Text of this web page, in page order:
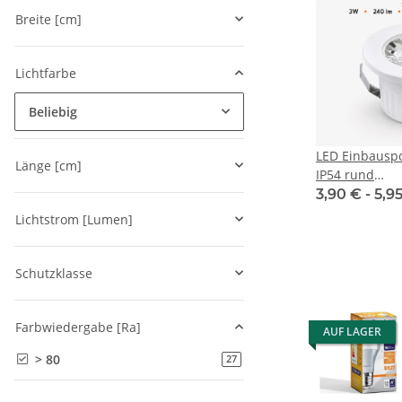
LED
IP54 rund
weiß/
3,90 € -
AUF LAGER
Breite [cm]
Lichtfarbe
Beliebig
Länge [cm]
Lichtstrom [Lumen]
Schutzklasse
Farbwiedergabe [Ra]
> 80
27Artikel gefunden